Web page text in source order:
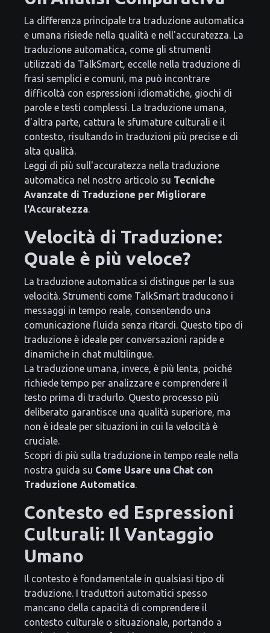
La differenza principale tra traduzione automatica
e umana risiede nella qualità e nell'accuratezza. La
traduzione automatica, come gli strumenti
utilizzati da TalkSmart, eccelle nella traduzione di
frasi semplici e comuni, ma può incontrare
difficoltà con espressioni idiomatiche, giochi di
parole e testi complessi. La traduzione umana,
d'altra parte, cattura le sfumature culturali e il
contesto, risultando in traduzioni più precise e di
alta qualità.
Leggi di più sull'accuratezza nella traduzione
automatica nel nostro articolo su Tecniche
Avanzate di Traduzione per Migliorare
l'Accuratezza
Velocità di Traduzione:
Quale è più veloce?
La traduzione automatica si distingue per la sua
velocità. Strumenti come TalkSmart traducono i
messaggi in tempo reale, consentendo una
comunicazione fluida senza ritardi. Questo tipo di
traduzione è ideale per conversazioni rapide e
dinamiche in chat multilingue.
La traduzione umana, invece, è più lenta, poiché
richiede tempo per analizzare e comprendere il
testo prima di tradurlo. Questo processo più
deliberato garantisce una qualità superiore, ma
non è ideale per situazioni in cui la velocità è
cruciale.
Scopri di più sulla traduzione in tempo reale nella
nostra guida su Come Usare una Chat con
Traduzione Automatica
Contesto ed Espressioni
Culturali: Il Vantaggio
Umano
Il contesto è fondamentale in qualsiasi tipo di
traduzione. I traduttori automatici spesso
mancano della capacità di comprendere il
contesto culturale o situazionale, portando a